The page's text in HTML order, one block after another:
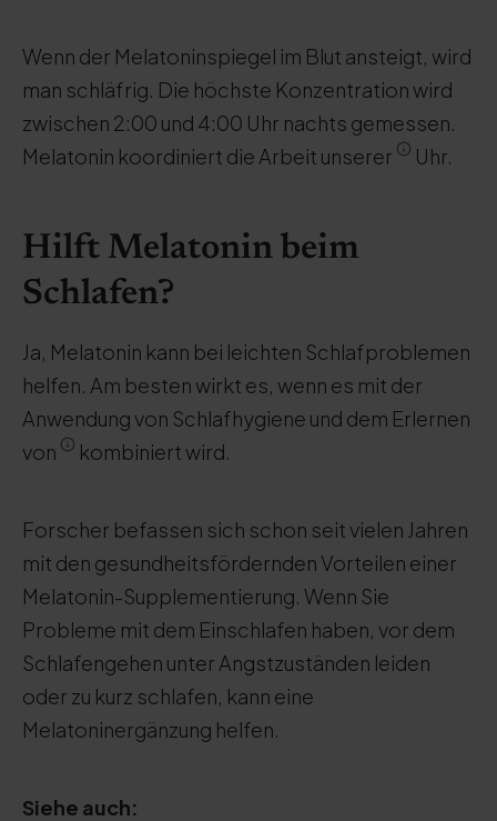
Wenn der Melatoninspiegel im Blut ansteigt, wird
man schläfrig. Die höchste Konzentration wird
zwischen 2:00 und 4:00 Uhr nachts gemessen.
Melatonin koordiniert die Arbeit unserer
Uhr.
Hilft Melatonin beim
Schlafen?
Ja, Melatonin kann bei leichten Schlafproblemen
helfen. Am besten wirkt es, wenn es mit der
Anwendung von Schlafhygiene und dem Erlernen
von
kombiniert wird.
Forscher befassen sich schon seit vielen Jahren
mit den gesundheitsfördernden Vorteilen einer
Melatonin-Supplementierung. Wenn Sie
Probleme mit dem Einschlafen haben, vor dem
Schlafengehen unter Angstzuständen leiden
oder zu kurz schlafen, kann eine
Melatoninergänzung helfen.
Siehe auch: